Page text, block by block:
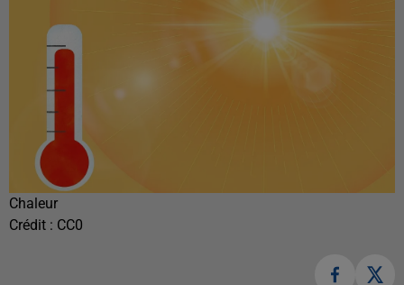
Chaleur
Crédit : CC0